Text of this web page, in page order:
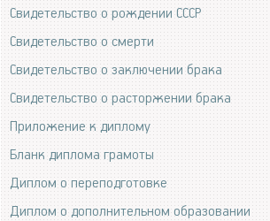
Свидетельство о рождении СССР
Свидетельство о смерти
Свидетельство о заключении брака
Свидетельство о расторжении брака
Приложение к диплому
Бланк диплома грамоты
Диплом о переподготовке
Диплом о дополнительном образовании